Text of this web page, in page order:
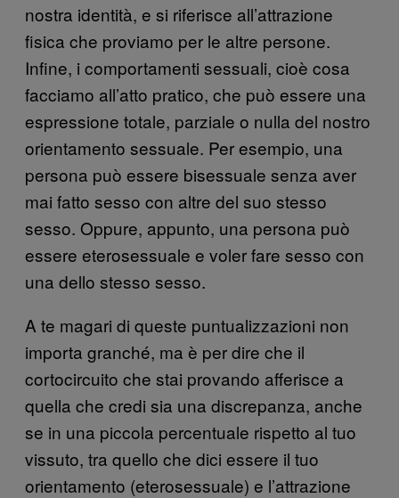
nostra identità, e si riferisce all’attrazione
fisica che proviamo per le altre persone.
Infine, i comportamenti sessuali, cioè cosa
facciamo all’atto pratico, che può essere una
espressione totale, parziale o nulla del nostro
orientamento sessuale. Per esempio, una
persona può essere bisessuale senza aver
mai fatto sesso con altre del suo stesso
sesso. Oppure, appunto, una persona può
essere eterosessuale e voler fare sesso con
una dello stesso sesso.
A te magari di queste puntualizzazioni non
importa granché, ma è per dire che il
cortocircuito che stai provando afferisce a
quella che credi sia una discrepanza, anche
se in una piccola percentuale rispetto al tuo
vissuto, tra quello che dici essere il tuo
orientamento (eterosessuale) e l’attrazione